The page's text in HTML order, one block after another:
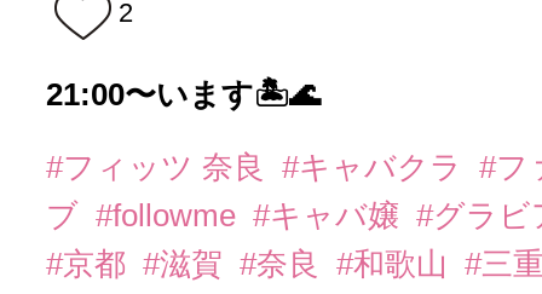
2
21:00〜います🏝️🌊
#フィッツ 奈良 #キャバクラ
#フ
ブ #followme #キャバ嬢 #グラ
#京都 #滋賀 #奈良 #和歌山
#三